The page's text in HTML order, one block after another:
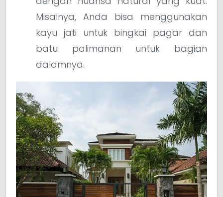
Misalnya, Anda bisa menggunakan
kayu jati untuk bingkai pagar dan
batu palimanan untuk bagian
dalamnya.